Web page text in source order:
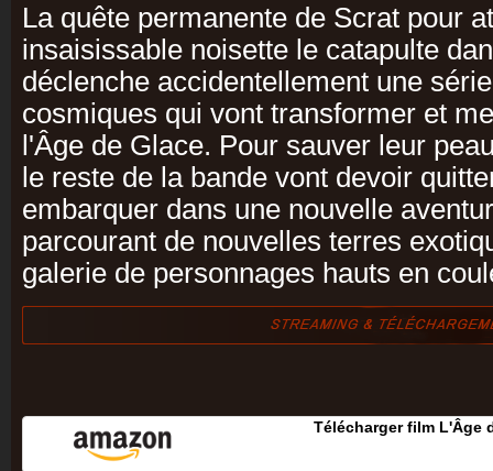
La quête permanente de Scrat pour
insaisissable noisette le catapulte
déclenche accidentellement une
cosmiques qui vont transformer et
l'Âge de Glace. Pour sauver leur
le reste de la bande vont devoir
embarquer dans une nouvelle
parcourant de nouvelles terres
galerie de personnages hauts en
Télécharger film L'Âge